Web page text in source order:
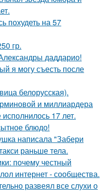
похудеть на 57
гр.
даддарио!
я могу съесть после
белорусская).
и миллиардера
17 лет.
блюдо!
написала "Забери
раньше тела.
почему честный
интернет - сообщества.
развеял все слухи о